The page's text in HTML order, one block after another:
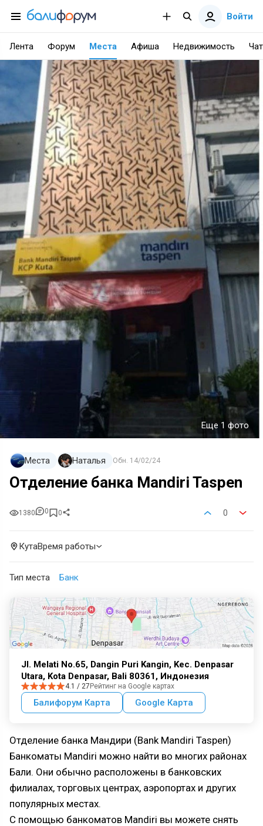
Войти
Лента Форум Места Афиша Недвижимость Чат
Еще 1 фото
Места Наталья Обн. 14/02/24
Отделение банка Mandiri Taspen
1380 0 0 0
КутаВремя работы
Тип места Банк
Jl. Melati No.65, Dangin Puri Kangin, Kec. Denpasar
Utara, Kota Denpasar, Bali 80361, Индонезия
4.1 / 27 Рейтинг на Google картах
Балифорум Карта Google Карта
Отделение банка Мандири (Bank Mandiri Taspen)
Банкоматы Mandiri можно найти во многих районах
Бали. Они обычно расположены в банковских
филиалах, торговых центрах, аэропортах и других
популярных местах.
С помощью банкоматов Mandiri вы можете снять